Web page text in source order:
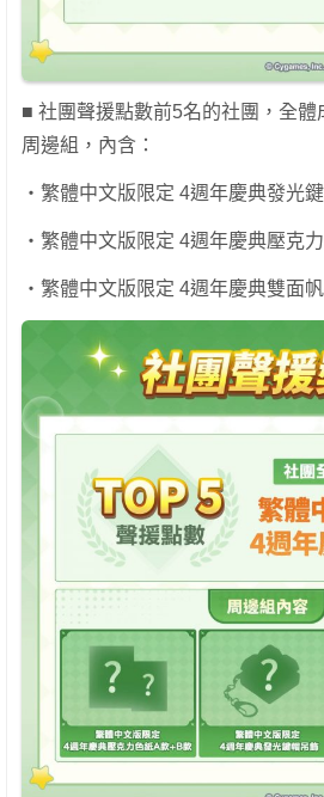
■ 社團聲援點數前5名的社團，全
周邊組，內含：
・繁體中文版限定 4週年慶典發光
・繁體中文版限定 4週年慶典壓克
・繁體中文版限定 4週年慶典雙面